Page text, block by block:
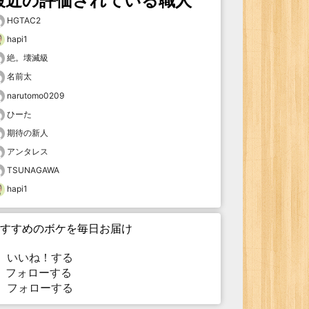
HGTAC2
hapi1
絶。壊滅級
名前太
narutomo0209
ひーた
期待の新人
アンタレス
TSUNAGAWA
hapi1
すめのボケを毎日お届け
いいね！する
ォローする
フォローする